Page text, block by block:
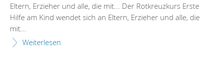
Eltern, Erzieher und alle, die mit... Der Rotkreuzkurs Erste
Hilfe am Kind wendet sich an Eltern, Erzieher und alle, die
mit...
Weiterlesen